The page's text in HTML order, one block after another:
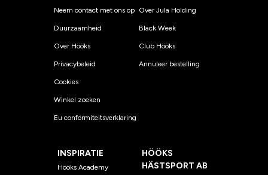
Neem contact met ons op
Duurzaamheid
Over Hööks
Privacybeleid
Cookies
Winkel zoeken
Eu conformiteitsverklaring
Over Jula Holding
Black Week
Club Hööks
Annuleer bestelling
INSPIRATIE
Hööks Academy
HÖÖKS
HÄSTSPORT AB